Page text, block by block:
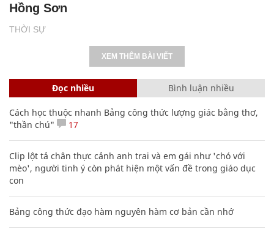
THỜI SỰ
Hồng Sơn
XEM THÊM BÀI VIẾT
Đọc nhiều Bình luận nhiều
Cách học thuộc nhanh Bảng công thức lượng giác bằng thơ,
"thần chú"
17
Clip lột tả chân thực cảnh anh trai và em gái như 'chó với
mèo', người tinh ý còn phát hiện một vấn đề trong giáo dục
con
Bảng công thức đạo hàm nguyên hàm cơ bản cần nhớ